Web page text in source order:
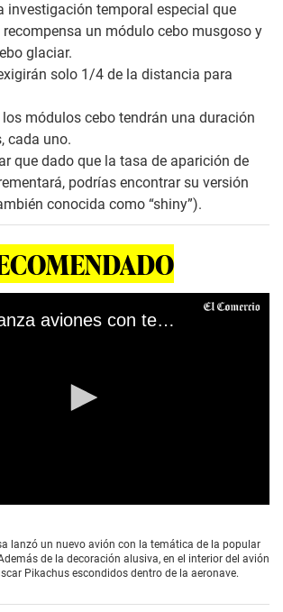
investigación temporal especial que
un módulo cebo musgoso y
glaciar.
solo 1/4 de la distancia para
los módulos cebo tendrán una duración
cada uno.
que dado que la tasa de aparición de
podrías encontrar su versión
conocida como “shiny”).
Aerolínea lanza aviones con temática de Pikachu en Japón
lanzó un nuevo avión con la temática de la popular
de la decoración alusiva, en el interior del avión
Pikachus escondidos dentro de la aeronave.